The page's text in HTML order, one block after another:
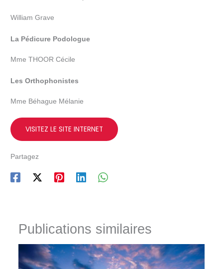
William Grave
La Pédicure Podologue
Mme THOOR Cécile
Les Orthophonistes
Mme Béhague Mélanie
VISITEZ LE SITE INTERNET
Partagez
Publications similaires